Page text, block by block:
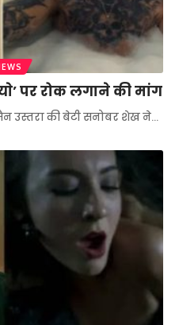
पर रोक लगाने की मांग
उस्तरा की बेटी सनोबर शेख ने…